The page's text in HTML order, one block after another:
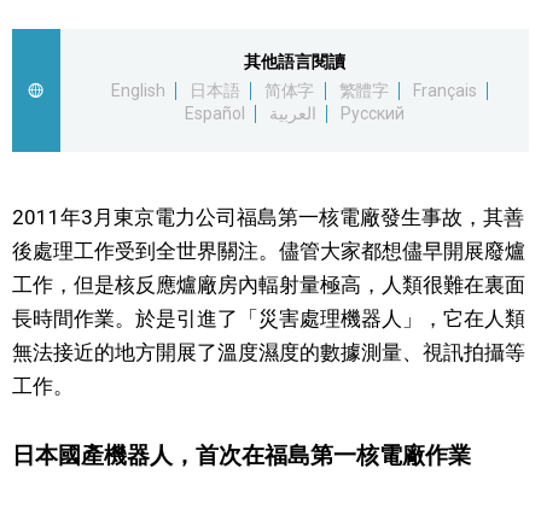
日本入門
政治外交
社會
財經
文化
其他語言閱讀
English
日本語 简体字 繁體字
Français
Español
العربية Русский
2011年3月東京電力公司福島第一核電廠發生事故，其善
後處理工作受到全世界關注。儘管大家都想儘早開展廢爐
工作，但是核反應爐廠房內輻射量極高，人類很難在裏面
長時間作業。於是引進了「災害處理機器人」，它在人類
無法接近的地方開展了溫度濕度的數據測量、視訊拍攝等
工作。
日本國產機器人，首次在福島第一核電廠作業